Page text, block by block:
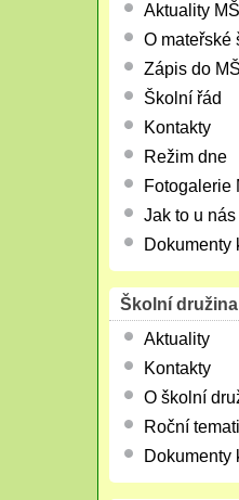
Aktuality MŠ
O mateřské
Zápis do MŠ
Školní řád
Kontakty
Režim dne
Fotogalerie
Jak to u
Dokumenty
Školní družina
Aktuality
Kontakty
O školní
Roční
Dokumenty